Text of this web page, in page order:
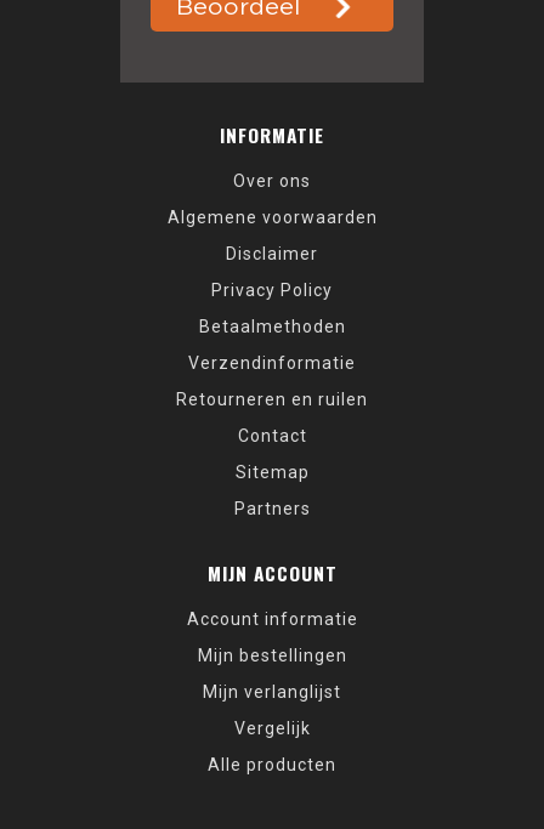
INFORMATIE
Over ons
Algemene voorwaarden
Disclaimer
Privacy Policy
Betaalmethoden
Verzendinformatie
Retourneren en ruilen
Contact
Sitemap
Partners
MIJN ACCOUNT
Account informatie
Mijn bestellingen
Mijn verlanglijst
Vergelijk
Alle producten